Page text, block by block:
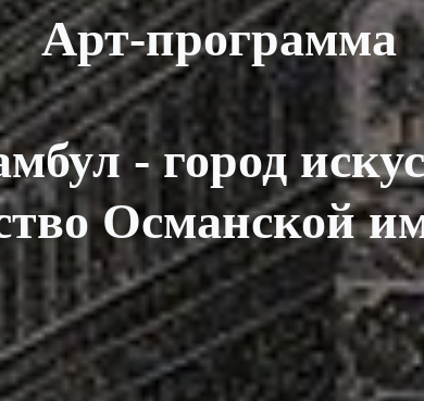
Арт-программа
- город
Османской